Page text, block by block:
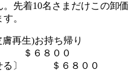
先着10名さまだけこの卸価
。
再生)お持ち帰り
〕 ＄６８００
せる〕 ＄６８００